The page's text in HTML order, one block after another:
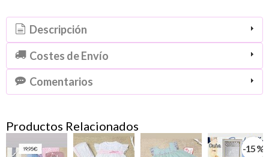
Descripción
Costes de Envío
Comentarios
Productos Relacionados
-15 %